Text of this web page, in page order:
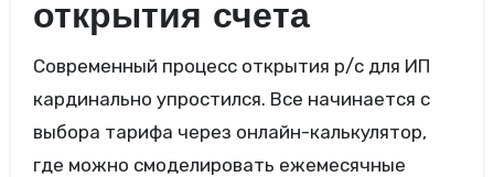
открытия счета
Современный процесс открытия р/с для ИП
кардинально упростился. Все начинается с
выбора тарифа через онлайн-калькулятор,
где можно смоделировать ежемесячные